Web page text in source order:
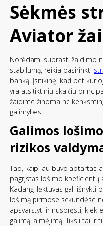
Sėkmės
Aviator
Norėdami suprasti žaidimo
stabilumą, reikia pasirinkti
banką. Įsitikinę, kad bet
yra atsitiktinių skaičių
žaidimo žinoma ne
galimybes.
Galimos
rizikos
Tad, kaip jau buvo aptartas
pagrįstas lošimo koeficientų
Kadangi lėktuvas gali išnykti
lošimą pirmose sekundėse
apsvarstyti ir nuspręsti, kiek
galimą laimėjimą. Tiksli tai ir